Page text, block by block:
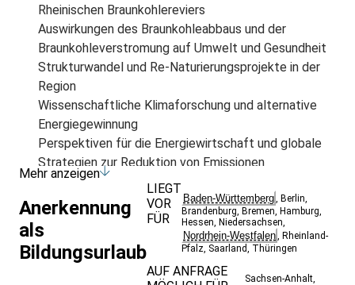
Rheinischen Braunkohlereviers
Auswirkungen des Braunkohleabbaus und der
Braunkohleverstromung auf Umwelt und Gesundheit
Strukturwandel und Re-Naturierungsprojekte in der
Region
Wissenschaftliche Klimaforschung und alternative
Energiegewinnung
Perspektiven für die Energiewirtschaft und globale
Strategien zur Reduktion von Emissionen
Bitte eigenes Fahrrad mitbringen!:
Bei diesem Bildungsurlaub wird aus ökologischen
Gründen ein großer Teil der Lernorte bei Wind und
Wetter mit dem Fahrrad zurückgelegt. Bitte eigene
Fahrräder mitbringen! Alternativ können Fahrräder vor
Ort gemietet werden. Fahrräder können leider nicht
Mehr anzeigen
Anerkennung
als
Bildungsurlaub
LIEGT
VOR
FÜR
Baden-Württemberg, Berlin,
Brandenburg, Bremen, Hamburg,
Hessen, Niedersachsen,
Nordrhein-Westfalen, Rheinland-
Pfalz, Saarland, Thüringen
AUF ANFRAGE
Sachsen-Anhalt,